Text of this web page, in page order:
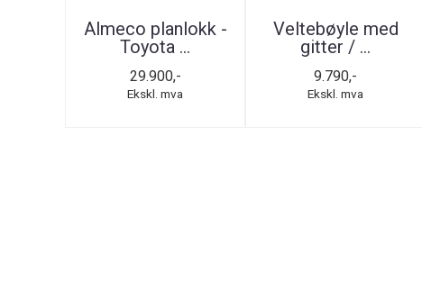
Almeco planlokk -
Toyota ...
29.900,-
Ekskl. mva
Veltebøyle med
gitter / ...
9.790,-
Ekskl. mva